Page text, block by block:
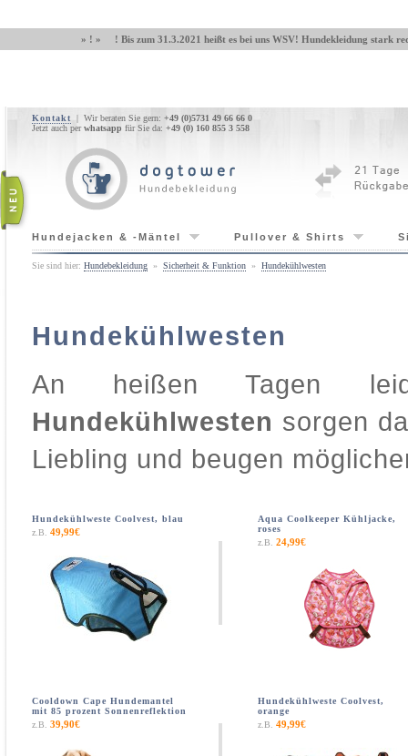
» ! » ! Bis zum 31.3.2021 heißt es bei uns WSV! Hundekleidung stark
Kontakt | Wir beraten Sie gern: +49 (0)5731 49 66 66 0
Jetzt auch perwhatsapp für Sie da: +49 (0) 160 855 3 558
Hundejacken & -Mäntel Pullover & Shirts
Sie sind hier: Hundebekleidung » Sicherheit & Funktion » Hundekühlwesten
Hundekühlwesten
An heißen Tagen
Hundekühlwesten sorgen
Liebling und beugen
Hundekühlweste Coolvest, blau
z.B. 49,99€
Aqua Coolkeeper Kühljacke,
roses
z.B. 24,99€
Cooldown Cape Hundemantel
mit 85 prozent Sonnenreflektion
z.B. 39,90€
Hundekühlweste Coolvest,
orange
z.B. 49,99€